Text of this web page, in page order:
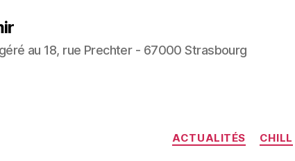
au 18, rue Prechter - 67000 Strasbourg
ACTUALITÉS CHILL